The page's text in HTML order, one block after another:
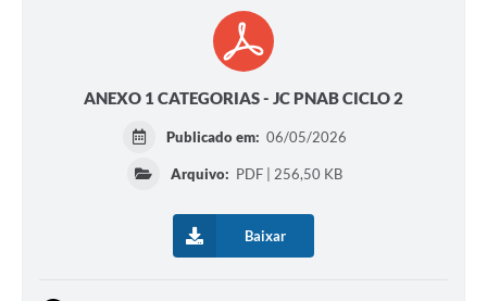
ANEXO 1 CATEGORIAS - JC PNAB CICLO 2
Publicado em: 06/05/2026
Arquivo: PDF | 256,50 KB
Baixar